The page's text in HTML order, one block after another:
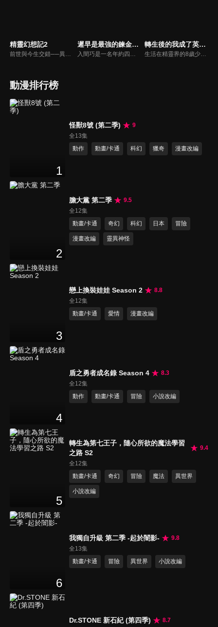
精靈幻想記2 遲早是最強的鍊金術師？ 轉生後的我成了英雄爸爸和精靈媽媽的女兒
動漫排行榜
1
怪獸8號 (第二季)
9
全13集
動作
動畫/卡通 科幻 獵奇 漫畫改編
2
膽大黨 第二季
9.5
全12集
動畫/卡通
奇幻 科幻 日本 冒險
漫畫改編 靈異神怪
3
戀上換裝娃娃 Season 2
8.8
全12集
動畫/卡通
愛情 漫畫改編
4
盾之勇者成名錄 Season 4
8.3
全12集
動作
動畫/卡通 冒險 小說改編
5
轉生為第七王子，隨心所欲的魔法學習
之路 S2
9.4
全12集
動畫/卡通
奇幻 冒險 魔法 異世界
小說改編
6
我獨自升級 第二季 -起於闇影-
9.8
全13集
動畫/卡通
冒險 異世界 小說改編
Dr.STONE 新石紀 (第四季)
8.7